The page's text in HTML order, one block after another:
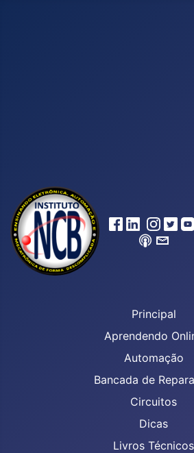
Principal
Aprendendo
Automação
Bancada de
Circuitos
Dicas
Livros Técnicos